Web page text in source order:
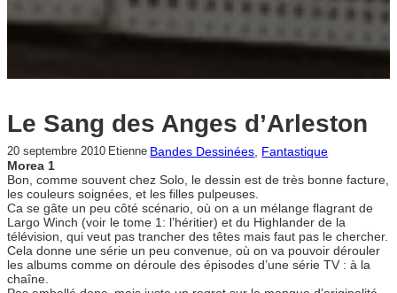
h
Le Sang des Anges d’Arleston
20 septembre 2010 Etienne Bandes Dessinées, Fantastique
Morea 1
Bon, comme souvent chez Solo, le dessin est de très bonne facture,
les couleurs soignées, et les filles pulpeuses.
Ca se gâte un peu côté scénario, où on a un mélange flagrant de
Largo Winch (voir le tome 1: l’héritier) et du Highlander de la
télévision, qui veut pas trancher des têtes mais faut pas le chercher.
Cela donne une série un peu convenue, où on va pouvoir dérouler
les albums comme on déroule des épisodes d’une série TV : à la
chaîne.